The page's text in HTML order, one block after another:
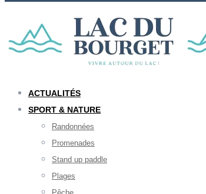
ACTUALITÉS
SPORT & NATURE
Randonnées
Promenades
Stand up paddle
Plages